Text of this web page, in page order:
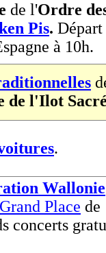
de l'Ordre
Pis. Départ
à 10h.
de l'Ilot
.
Wallonie
Grand Place de
concerts